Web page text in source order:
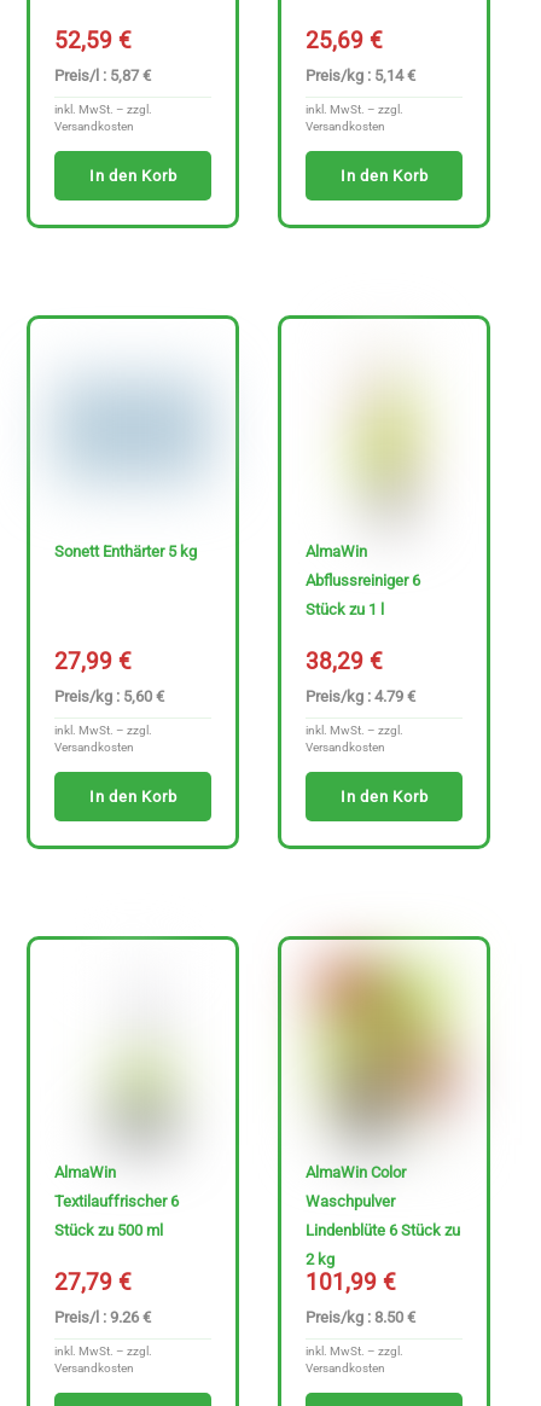
52,59€
Preis/l : 5,87 €
inkl. MwSt. – zzgl.
Versandkosten
In den Korb
25,69€
Preis/kg : 5,14 €
inkl. MwSt. – zzgl.
Versandkosten
In den Korb
Sonett Enthärter 5 kg
27,99€
Preis/kg : 5,60 €
inkl. MwSt. – zzgl.
Versandkosten
In den Korb
AlmaWin
Abflussreiniger 6
Stück zu 1 l
38,29€
Preis/kg : 4.79 €
inkl. MwSt. – zzgl.
Versandkosten
In den Korb
AlmaWin
Textilauffrischer 6
Stück zu 500 ml
27,79€
Preis/l : 9.26 €
inkl. MwSt. – zzgl.
Versandkosten
AlmaWin Color
Waschpulver
Lindenblüte 6 Stück zu
2 kg
101,99€
Preis/kg : 8.50 €
inkl. MwSt. – zzgl.
Versandkosten